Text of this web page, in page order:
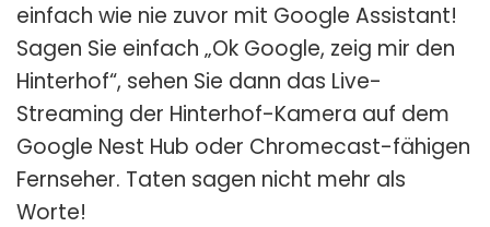
einfach wie nie zuvor mit Google Assistant!
Sagen Sie einfach „Ok Google, zeig mir den
Hinterhof“, sehen Sie dann das Live-
Streaming der Hinterhof-Kamera auf dem
Google Nest Hub oder Chromecast-fähigen
Fernseher. Taten sagen nicht mehr als
Worte!